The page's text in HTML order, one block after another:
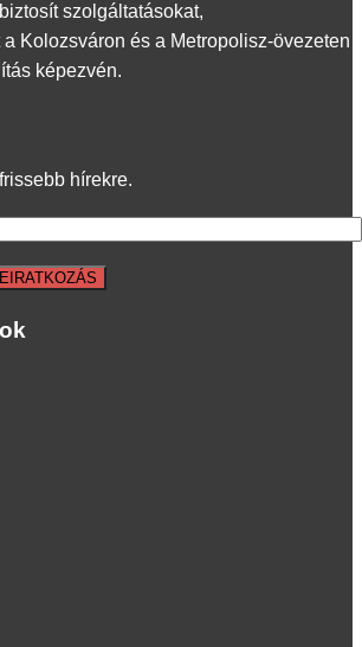
szolgáltatásokat,
Kolozsváron és a Metropolisz-övezeten
képezvén.
hírekre.